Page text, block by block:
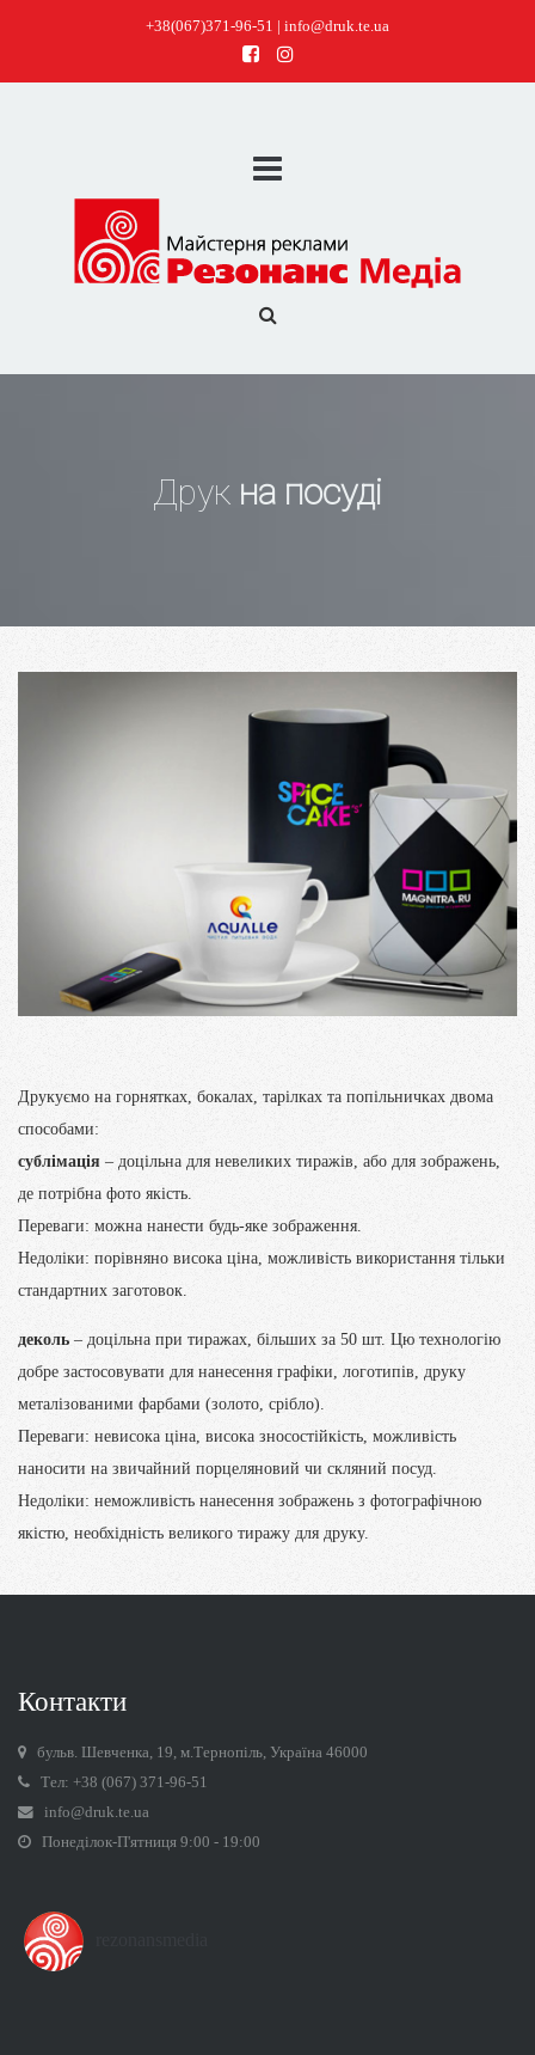
+38(067)371-96-51 | info@druk.te.ua
Друк на посуді
Друкуємо на горнятках, бокалах, тарілках та попільничках двома
способами:
сублімація – доцільна для невеликих тиражів, або для зображень,
де потрібна фото якість.
Переваги: можна нанести будь-яке зображення.
Недоліки: порівняно висока ціна, можливість використання тільки
стандартних заготовок.
деколь – доцільна при тиражах, більших за 50 шт. Цю технологію
добре застосовувати для нанесення графіки, логотипів, друку
металізованими фарбами (золото, срібло).
Переваги: невисока ціна, висока зносостійкість, можливість
наносити на звичайний порцеляновий чи скляний посуд.
Недоліки: неможливість нанесення зображень з фотографічною
якістю, необхідність великого тиражу для друку.
Контакти
бульв. Шевченка, 19, м.Тернопіль, Україна 46000
Тел: +38 (067) 371-96-51
info@druk.te.ua
Понеділок-П'ятниця 9:00 - 19:00